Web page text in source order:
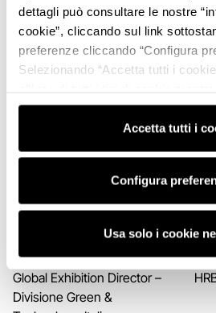
dettagli può consultare le nostre
cookie”, cliccando sul link
preferenze cliccando “Configura
Selezionando “Accetta tutti i
consenso cliccando su “Usa solo i
saranno attivati i soli cookie
funzionamento del sito.
Accetta tutti i
Configura
Usa solo i cookie
Alessandra Astolfi
Global Exhibition Director –
Divisione Green &